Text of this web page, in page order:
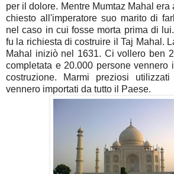
per il dolore. Mentre Mumtaz Mahal era
chiesto all'imperatore suo marito di
nel caso in cui fosse morta prima di
fu la richiesta di costruire il Taj Mahal.
Mahal iniziò nel 1631. Ci vollero ben
completata e 20.000 persone vennero
costruzione. Marmi preziosi
vennero importati da tutto il Paese.